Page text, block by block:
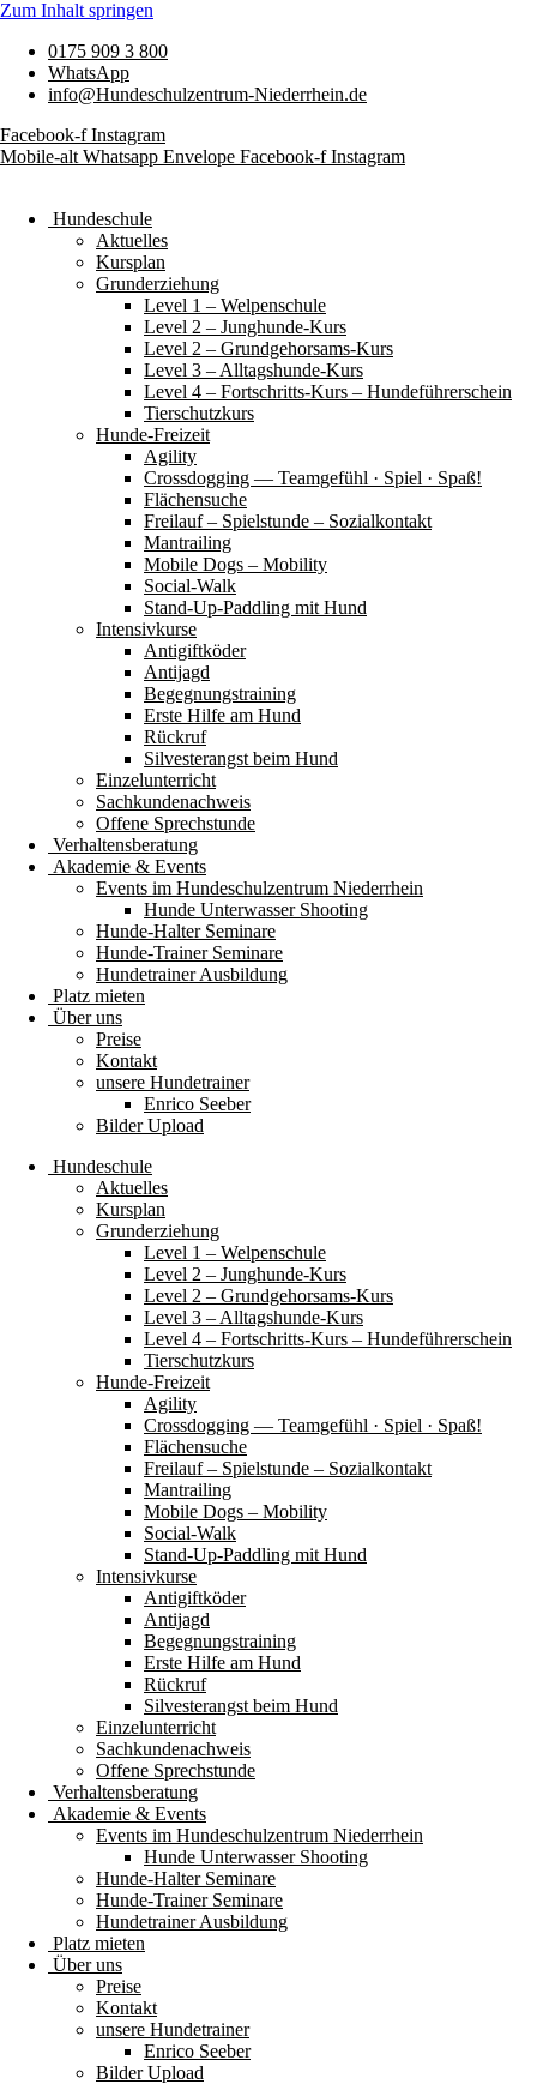
Zum Inhalt springen
0175 909 3 800
WhatsApp
info@Hundeschulzentrum-Niederrhein.de
Facebook-f Instagram
Mobile-alt Whatsapp Envelope Facebook-f Instagram
Hundeschule
Aktuelles
Kursplan
Grunderziehung
Level 1 – Welpenschule
Level 2 – Junghunde-Kurs
Level 2 – Grundgehorsams-Kurs
Level 3 – Alltagshunde-Kurs
Level 4 – Fortschritts-Kurs – Hundeführerschein
Tierschutzkurs
Hunde-Freizeit
Agility
Crossdogging — Teamgefühl · Spiel · Spaß!
Flächensuche
Freilauf – Spielstunde – Sozialkontakt
Mantrailing
Mobile Dogs – Mobility
Social-Walk
Stand-Up-Paddling mit Hund
Intensivkurse
Antigiftköder
Antijagd
Begegnungstraining
Erste Hilfe am Hund
Rückruf
Silvesterangst beim Hund
Einzelunterricht
Sachkundenachweis
Offene Sprechstunde
Verhaltensberatung
Akademie & Events
Events im Hundeschulzentrum Niederrhein
Hunde Unterwasser Shooting
Hunde-Halter Seminare
Hunde-Trainer Seminare
Hundetrainer Ausbildung
Platz mieten
Über uns
Preise
Kontakt
unsere Hundetrainer
Enrico Seeber
Bilder Upload
Hundeschule
Aktuelles
Kursplan
Grunderziehung
Level 1 – Welpenschule
Level 2 – Junghunde-Kurs
Level 2 – Grundgehorsams-Kurs
Level 3 – Alltagshunde-Kurs
Level 4 – Fortschritts-Kurs – Hundeführerschein
Tierschutzkurs
Hunde-Freizeit
Agility
Crossdogging — Teamgefühl · Spiel · Spaß!
Flächensuche
Freilauf – Spielstunde – Sozialkontakt
Mantrailing
Mobile Dogs – Mobility
Social-Walk
Stand-Up-Paddling mit Hund
Intensivkurse
Antigiftköder
Antijagd
Begegnungstraining
Erste Hilfe am Hund
Rückruf
Silvesterangst beim Hund
Einzelunterricht
Sachkundenachweis
Offene Sprechstunde
Verhaltensberatung
Akademie & Events
Events im Hundeschulzentrum Niederrhein
Hunde Unterwasser Shooting
Hunde-Halter Seminare
Hunde-Trainer Seminare
Hundetrainer Ausbildung
Platz mieten
Über uns
Preise
Kontakt
unsere Hundetrainer
Enrico Seeber
Bilder Upload